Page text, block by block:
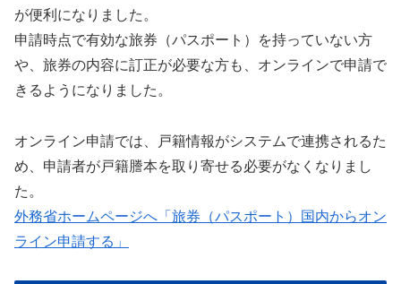
が便利になりました。
申請時点で有効な旅券（パスポート）を持っていない方
や、旅券の内容に訂正が必要な方も、オンラインで申請で
きるようになりました。
オンライン申請では、戸籍情報がシステムで連携されるた
め、申請者が戸籍謄本を取り寄せる必要がなくなりまし
た。
外務省ホームページへ「旅券（パスポート）国内からオン
ライン申請する」